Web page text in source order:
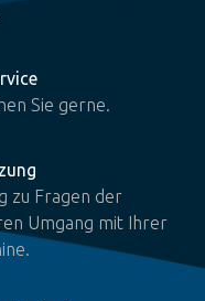
Sie gerne.
zu Fragen der
Umgang mit Ihrer